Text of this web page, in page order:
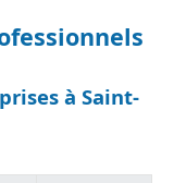
à Saint-